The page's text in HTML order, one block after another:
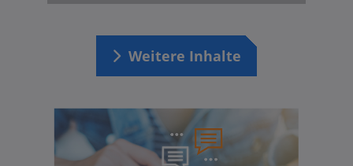
Weitere Inhalte